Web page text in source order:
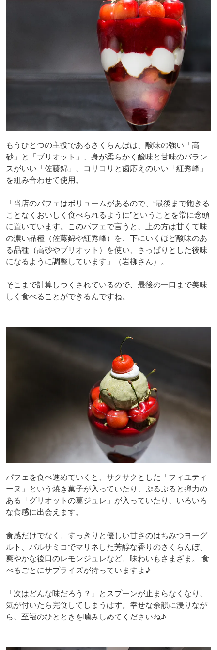
もうひとつの主役であるさくらんぼは、酸味の強い「高
砂」と「ブリオット」、身が柔らかく酸味と甘味のバラン
スがいい「佐藤錦」、コリコリと歯応えのいい「紅秀峰」
を組み合わせて使用。
「当店のパフェはボリュームがあるので、“最後まで飽きる
ことなくおいしく食べられるように”ということを常に念頭
に置いています。このパフェで言うと、上の方は甘くて味
の濃い品種（佐藤錦や紅秀峰）を、下にいくほど酸味のあ
る品種（高砂やブリオット）を使い、さっぱりとした後味
になるように調整しています」（岩柳さん）。
そこまで計算しつくされているので、最後の一口まで美味
しく食べることができるんですね。
パフェを食べ進めていくと、サクサクとした「フィユティ
ーヌ」という焼き菓子が入っていたり、ぷるぷると弾力の
ある「グリオットの葛ジュレ」が入っていたり、いろいろ
な食感に出会えます。
食感だけでなく、すっきりと優しい甘さのはちみつヨーグ
ルト、バルサミコでマリネした芳醇な香りのさくらんぼ、
爽やかな後口のレモンジュレなど、味わいもさまざま。 食
べるごとにサプライズが待っていますよ♪
「次はどんな味だろう？」とスプーンが止まらなくなり、
気が付いたら完食してしまうはず。幸せな余韻に浸りなが
ら、至福のひとときを噛みしめてくださいね♪